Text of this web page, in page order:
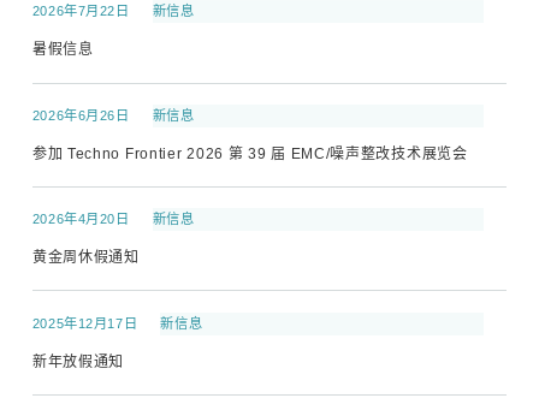
2026年7月22日 新信息
暑假信息
2026年6月26日 新信息
参加 Techno Frontier 2026 第 39 届 EMC/噪声整改技术展览会
2026年4月20日 新信息
黄金周休假通知
2025年12月17日 新信息
新年放假通知